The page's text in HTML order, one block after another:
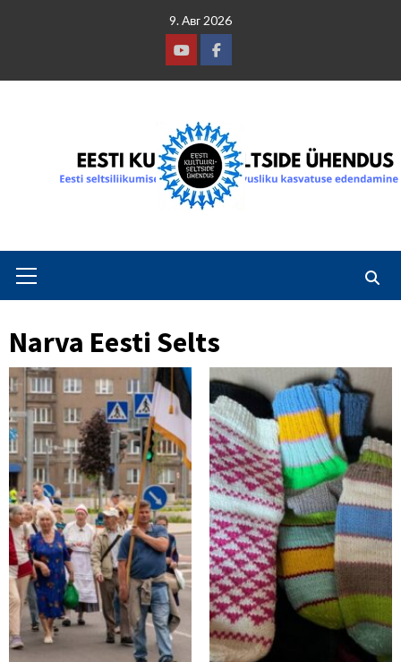
9. Авг 2026
YoutubeFacebook
Menu
Narva Eesti Selts